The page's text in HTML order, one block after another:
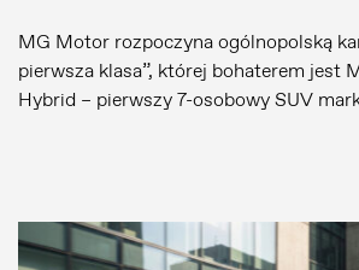
MG Motor rozpoczyna ogólnopolską
pierwsza klasa”, której bohaterem jest
Hybrid – pierwszy 7-osobowy SUV